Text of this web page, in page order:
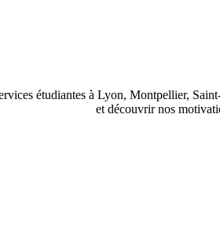
étudiantes à Lyon, Montpellier,
et découvrir nos